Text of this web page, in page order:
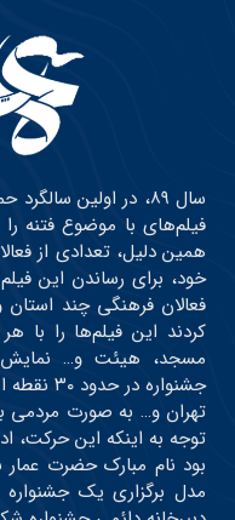
سال ۸۹، در اولین
فیلم‌های با موضوع فتنه
همین دلیل، تعدادی از
خود، برای رساندن این
فعالان فرهنگی چند
کردند این فیلم‌ها را با
مسجد، هیئت و… نمایش
توجه به اینکه این حرکت،
بود نام مبارک حضرت
مدل برگزاری یک